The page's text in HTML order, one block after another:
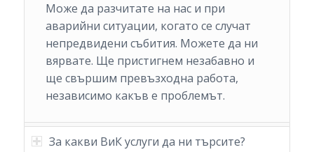
Може да разчитате на нас и при
аварийни ситуации, когато се случат
непредвидени събития. Можете да ни
вярвате. Ще пристигнем незабавно и
ще свършим превъзходна работа,
независимо какъв е проблемът.
За какви ВиК услуги да ни търсите?